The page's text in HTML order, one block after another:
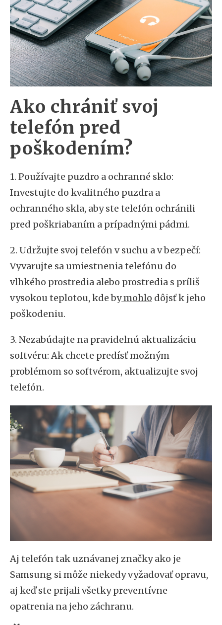
Ako chrániť svoj
telefón pred
poškodením?
1. Používajte puzdro a ochranné sklo:
Investujte do kvalitného puzdra a
ochranného skla, aby ste telefón ochránili
pred poškriabaním a prípadnými pádmi.
2. Udržujte svoj telefón v suchu a v bezpečí:
Vyvarujte sa umiestnenia telefónu do
vlhkého prostredia alebo prostredia s príliš
vysokou teplotou, kde bymohlo dôjsť k jeho
poškodeniu.
3. Nezabúdajte na pravidelnú aktualizáciu
softvéru: Ak chcete predísť možným
problémom so softvérom, aktualizujte svoj
telefón.
Aj telefón tak uznávanej značky ako je
Samsung si môže niekedy vyžadovať opravu,
aj keď ste prijali všetky preventívne
opatrenia na jeho záchranu.